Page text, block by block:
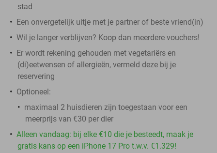
stad
Een onvergetelijk uitje met je partner of beste vriend(in)
Wil je langer verblijven? Koop dan meerdere vouchers!
Er wordt rekening gehouden met vegetariërs en
(di)eetwensen of allergieën, vermeld deze bij je
reservering
Optioneel:
maximaal 2 huisdieren zijn toegestaan voor een
meerprijs van €30 per dier
Alleen vandaag: bij elke €10 die je besteedt, maak je
gratis kans op een iPhone 17 Pro t.w.v. €1.329!